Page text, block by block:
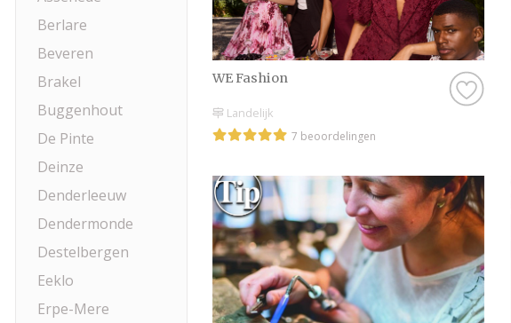
Berlare
Beveren
Brakel
Buggenhout
De Pinte
Deinze
Denderleeuw
Dendermonde
Destelbergen
Eeklo
Erpe-Mere
WE Fashion
Landelijk
7 beoordelingen